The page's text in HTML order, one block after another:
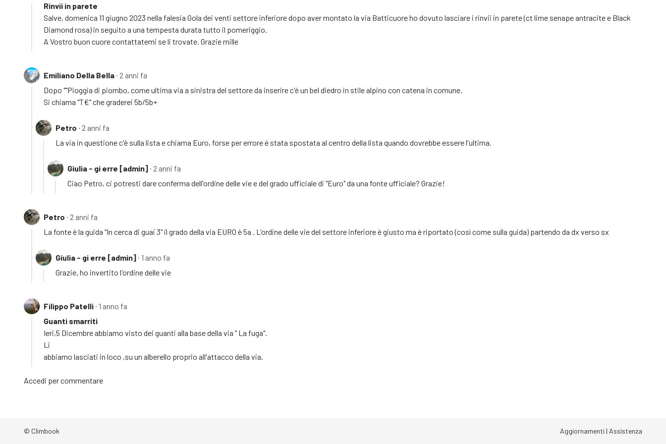
Rinvii in parete
Salve, domenica 11 giugno 2023 nella falesia Gola dei venti settore inferiore dopo aver montato la via Batticuore ho dovuto lasciare i rinvii in parete (ct lime senape antracite e Black
Diamond rosa) in seguito a una tempesta durata tutto il pomeriggio.
A Vostro buon cuore contattatemi se li trovate. Grazie mille
Emiliano Della Bella ∙ 2 anni fa
Dopo ""Pioggia di piombo, come ultima via a sinistra del settore da inserire c'è un bel diedro in stile alpino con catena in comune.
Si chiama "T€" che graderei 5b/5b+
Petro ∙ 2 anni fa
La via in questione c'è sulla lista e chiama Euro, forse per errore é stata spostata al centro della lista quando dovrebbe essere l'ultima.
Giulia - gi erre [admin] ∙ 2 anni fa
Ciao Petro, ci potresti dare conferma dell'ordine delle vie e del grado ufficiale di "Euro" da una fonte ufficiale? Grazie!
Petro ∙ 2 anni fa
La fonte è la guida "In cerca di guai 3" il grado della via EURO è 5a . L'ordine delle vie del settore inferiore è giusto ma è riportato (così come sulla guida) partendo da dx verso sx
Giulia - gi erre [admin] ∙ 1 anno fa
Grazie, ho invertito l'ordine delle vie
Filippo Patelli ∙ 1 anno fa
Guanti smarriti
Ieri,5 Dicembre abbiamo visto dei guanti alla base della via " La fuga".
Li
abbiamo lasciati in loco ,su un alberello proprio all'attacco della via.
Accedi per commentare
© Climbook Aggiornamenti | Assistenza